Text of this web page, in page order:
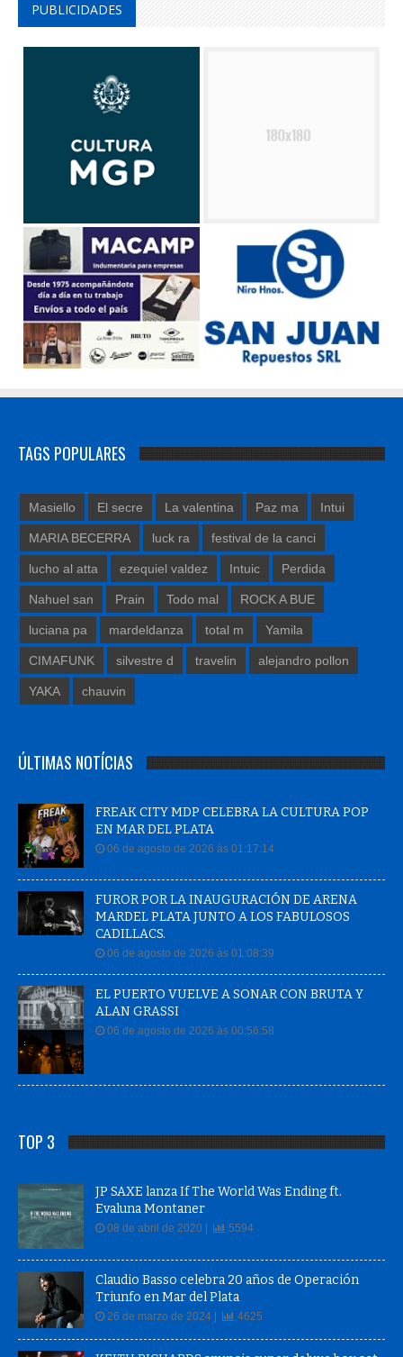
PUBLICIDADES
TAGS POPULARES
Masiello El secre La valentina Paz ma Intui
MARIA BECERRA luck ra festival de la canci
lucho al atta ezequiel valdez Intuic Perdida
Nahuel san Prain Todo mal ROCK A BUE
luciana pa mardeldanza total m Yamila
CIMAFUNK silvestre d travelin alejandro pollon
YAKA chauvin
ÚLTIMAS NOTÍCIAS
FREAK CITY MDP CELEBRA LA CULTURA POP
EN MAR DEL PLATA
06 de agosto de 2026 às 01:17:14
FUROR POR LA INAUGURACIÓN DE ARENA
MARDEL PLATA JUNTO A LOS FABULOSOS
CADILLACS.
06 de agosto de 2026 às 01:08:39
EL PUERTO VUELVE A SONAR CON BRUTA Y
ALAN GRASSI
06 de agosto de 2026 às 00:56:58
TOP 3
JP SAXE lanza If The World Was Ending ft.
Evaluna Montaner
08 de abril de 2020 | 5594
Claudio Basso celebra 20 años de Operación
Triunfo en Mar del Plata
26 de marzo de 2024 | 4625